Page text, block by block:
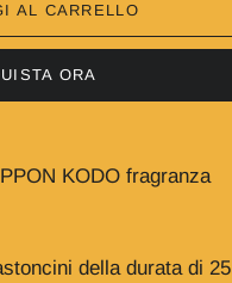
AL CARRELLO
ORA
KODO fragranza
della durata di 25